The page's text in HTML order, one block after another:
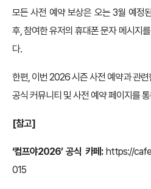
모든 사전 예약 보상은 오는 3월 예정
후, 참여한 유저의 휴대폰 문자 메시지
다.
한편, 이번 2026 시즌 사전 예약과 관련
공식 커뮤니티 및 사전 예약 페이지를
[참고]
‘컴프야2026’ 공식 카페: https://
015